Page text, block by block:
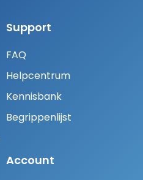
Support
FAQ
Helpcentrum
Kennisbank
Begrippenlijst
Account